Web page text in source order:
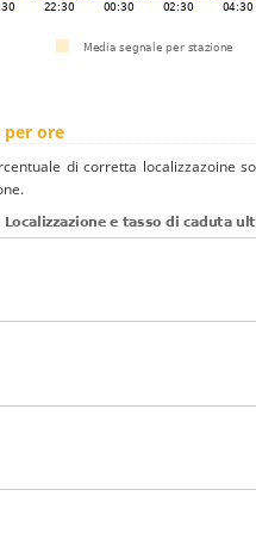
per ore
di corretta localizzazoine